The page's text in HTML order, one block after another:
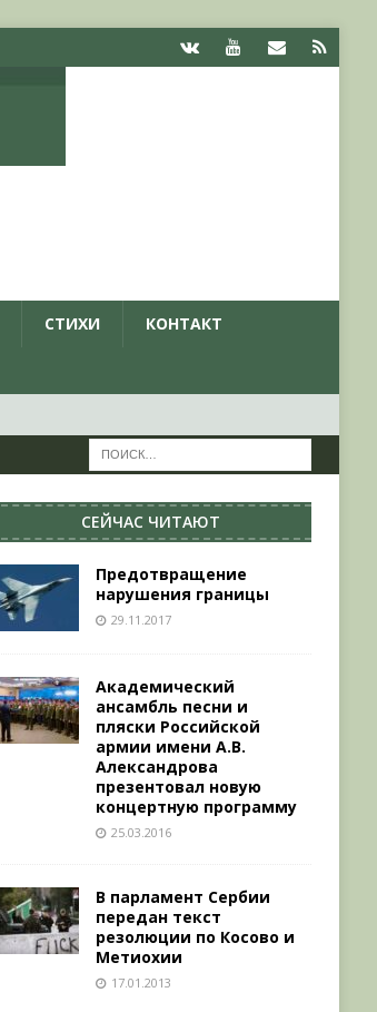
СТИХИ КОНТАКТ
СЕЙЧАС ЧИТАЮТ
Предотвращение
нарушения границы
29.11.2017
Академический
ансамбль песни и
пляски Российской
армии имени А.В.
Александрова
презентовал новую
концертную программу
25.03.2016
В парламент Сербии
передан текст
резолюции по Косово и
Метиохии
17.01.2013